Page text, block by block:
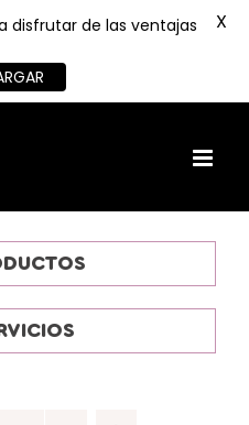
disfrutar de las ventajas
X